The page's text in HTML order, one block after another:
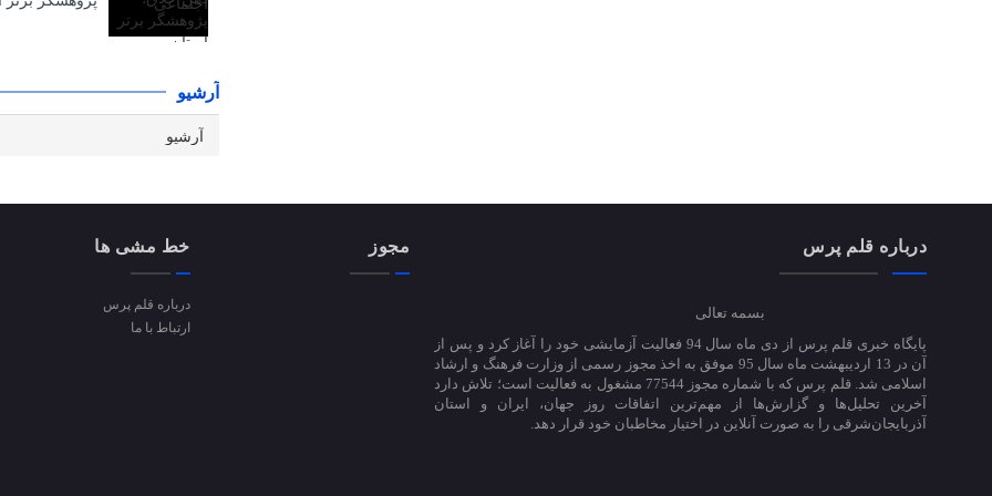
آرشیو
درباره قلم پرس
بسمه تعالی
پایگاه خبری قلم پرس از دی ماه سال 94 فعالیت آزمایشی خود را آغاز کرد و پس از
آن در 13 اردیبهشت ماه سال 95 موفق به اخذ مجوز رسمی از وزارت فرهنگ و ارشاد
اسلامی شد. قلم پرس که با شماره مجوز 77544 مشغول به فعالیت است؛ تلاش دارد
آخرین تحلیل‌ها و گزارش‌ها از مهم‌ترین اتفاقات روز جهان، ایران و استان
آذربایجان‌شرقی را به صورت آنلاین در اختیار مخاطبان خود قرار دهد.
مجوز خط مشی ها
درباره قلم پرس
ارتباط با ما